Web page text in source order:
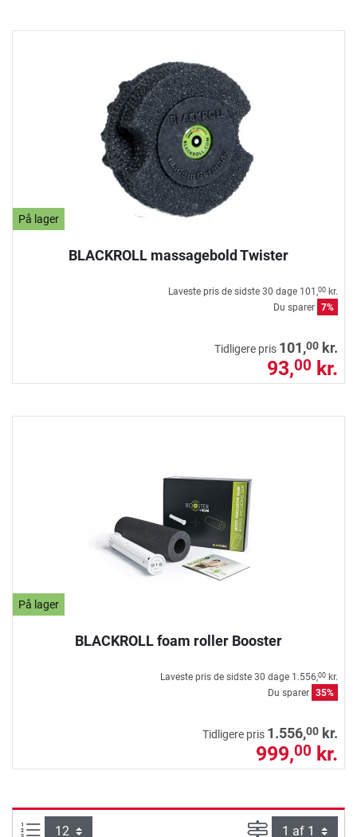
På lager
BLACKROLL massagebold Twister
Laveste pris de sidste 30 dage 101,00 kr.
Du sparer 7%
Tidligere pris 101,00 kr.
93,00 kr.
På lager
BLACKROLL foam roller Booster
Laveste pris de sidste 30 dage 1.556,00 kr.
Du sparer 35%
Tidligere pris 1.556,00 kr.
999,00 kr.
Artikel pr. side: Side